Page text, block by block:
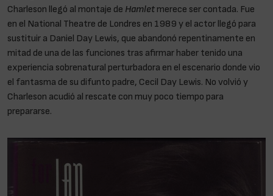
Charleson llegó al montaje de Hamlet merece ser contada. Fue
en el National Theatre de Londres en 1989 y el actor llegó para
sustituir a Daniel Day Lewis, que abandonó repentinamente en
mitad de una de las funciones tras afirmar haber tenido una
experiencia sobrenatural perturbadora en el escenario donde vio
el fantasma de su difunto padre, Cecil Day Lewis. No volvió y
Charleson acudió al rescate con muy poco tiempo para
prepararse.